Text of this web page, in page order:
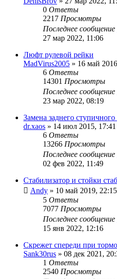
0 Ответы
2217 Просмотры
Последнее сообщение
27 мар 2022, 11:06
Люфт рулевой рейки
MadVirus2005 » 16 май
6 Ответы
14301 Просмотры
Последнее сообщение
23 мар 2022, 08:19
Замена заднего
dr.xaos » 14 июл 2015, 17:41
6 Ответы
13266 Просмотры
Последнее сообщение
02 фев 2022, 11:49
Стабилизатор и стойки
Andy » 10 май 2019, 22:15
5 Ответы
7077 Просмотры
Последнее сообщение
15 янв 2022, 12:16
Скрежет спереди при
Sank30rus » 08 дек 2021,
1 Ответы
2540 Просмотры